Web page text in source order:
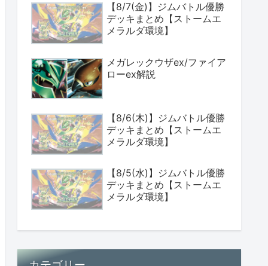
【8/7(金)】ジムバトル優勝
デッキまとめ【ストームエ
メラルダ環境】
メガレックウザex/ファイア
ローex解説
【8/6(木)】ジムバトル優勝
デッキまとめ【ストームエ
メラルダ環境】
【8/5(水)】ジムバトル優勝
デッキまとめ【ストームエ
メラルダ環境】